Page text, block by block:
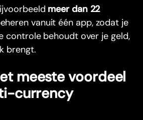
meer dan 22
vanuit één app, zodat je
controle behoudt over je geld,
brengt.
meeste voordeel
currency